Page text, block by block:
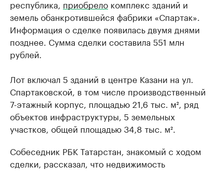
республика, приобрело комплекс зданий и
земель обанкротившейся фабрики «Спартак».
Информация о сделке появилась двумя днями
позднее. Сумма сделки составила 551 млн
рублей.
Лот включал 5 зданий в центре Казани на ул.
Спартаковской, в том числе производственный
7-этажный корпус, площадью 21,6 тыс. м², ряд
объектов инфраструктуры, 5 земельных
участков, общей площадью 34,8 тыс. м².
Собеседник РБК Татарстан, знакомый с ходом
сделки, рассказал, что недвижимость